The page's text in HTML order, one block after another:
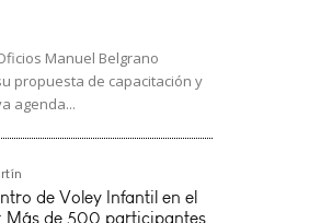
Manuel Belgrano
propuesta de capacitación y
agenda...
de Voley Infantil en el
Más de 500 participantes.